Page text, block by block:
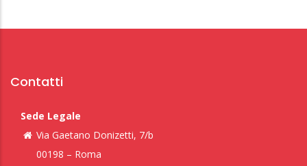
Contatti
Sede Legale
Via Gaetano Donizetti, 7/b
00198 – Roma